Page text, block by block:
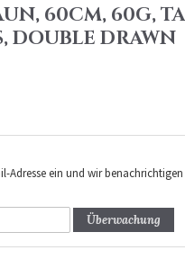
60CM, 60G,
DOUBLE DRAWN
Adresse ein und wir
Überwachung